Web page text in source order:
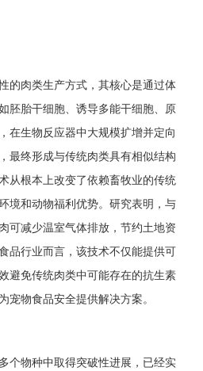
的肉类生产方式，其核心是通过体
胚胎干细胞、诱导多能干细胞、原
在生物反应器中大规模扩增并定向
最终形成与传统肉类具有相似结构
从根本上改变了依赖畜牧业的传统
境和动物福利优势。研究表明，与
可减少温室气体排放，节约土地资
品行业而言，该技术不仅能提供可
避免传统肉类中可能存在的抗生素
宠物食品安全提供解决方案。
个物种中取得突破性进展，已经实